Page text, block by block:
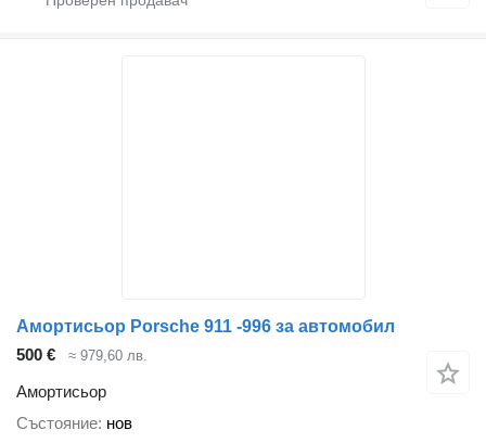
Амортисьор Porsche 911 -996 за автомобил
500 €
≈ 979,60 лв.
Амортисьор
Състояние нов